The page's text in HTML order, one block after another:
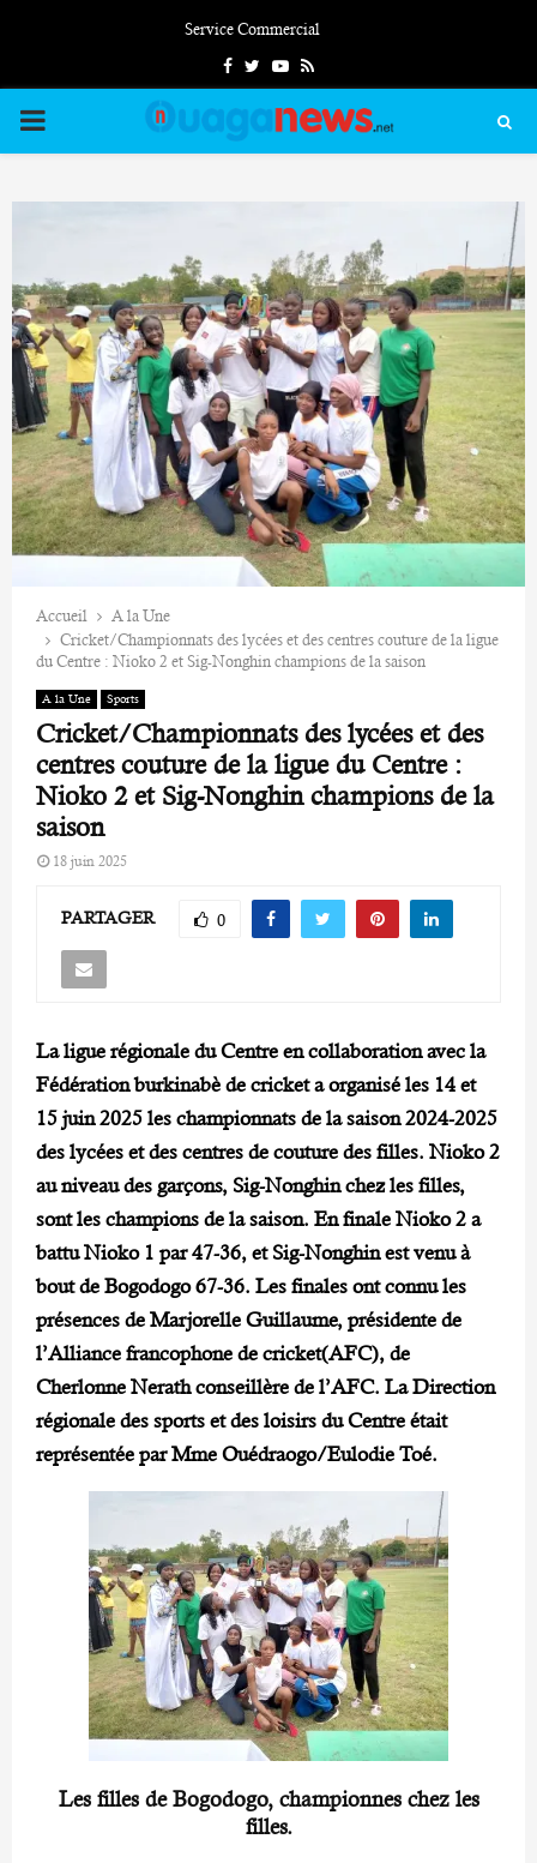
Service Commercial
FacebookTwitterYoutube
Rss
PRIMARY
Accueil
A la Une
Cricket/Championnats des lycées et des centres couture de la ligue
du Centre : Nioko 2 et Sig-Nonghin champions de la saison
A la Une Sports
Cricket/Championnats des lycées et des
centres couture de la ligue du Centre :
Nioko 2 et Sig-Nonghin champions de la
saison
18 juin 2025
PARTAGER 0
La ligue régionale du Centre en collaboration avec la
Fédération burkinabè de cricket a organisé les 14 et
15 juin 2025 les championnats de la saison 2024-2025
des lycées et des centres de couture des filles. Nioko 2
au niveau des garçons, Sig-Nonghin chez les filles,
sont les champions de la saison. En finale Nioko 2 a
battu Nioko 1 par 47-36, et Sig-Nonghin est venu à
bout de Bogodogo 67-36. Les finales ont connu les
présences de Marjorelle Guillaume, présidente de
l’Alliance francophone de cricket(AFC), de
Cherlonne Nerath conseillère de l’AFC. La Direction
régionale des sports et des loisirs du Centre était
représentée par Mme Ouédraogo/Eulodie Toé.
Les filles de Bogodogo, championnes chez les
filles.